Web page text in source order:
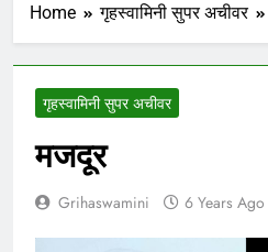
Home गृहस्वामिनी सुपर अचीवर
गृहस्वामिनी सुपर अचीवर
मजदूर
Grihaswamini 6 Years Ago